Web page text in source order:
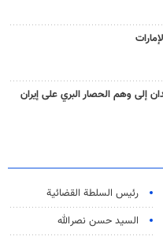
إلى وهم الحصار البري على إيران
رئیس السلطة القضائیة
السيد حسن نصرالله